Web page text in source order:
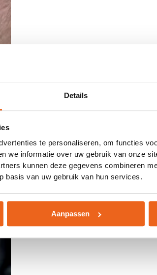
Details
te personaliseren, om functies
we informatie over uw gebruik van onze
kunnen deze gegevens combineren
basis van uw gebruik van hun services.
Aanpassen